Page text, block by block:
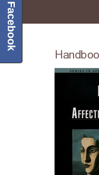
Facebook